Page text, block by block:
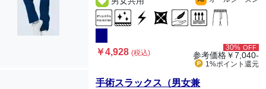
￥4,928(税込)
30% OFF
参考価格￥7,040-
1%ポイント 還元
手術スラックス（男女兼